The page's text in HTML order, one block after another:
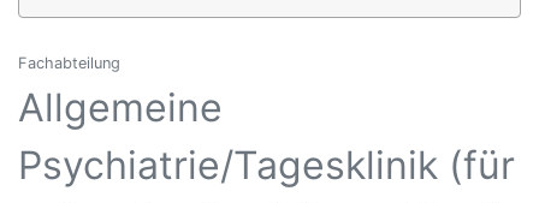
Fachabteilung
Allgemeine
Psychiatrie/Tagesklinik (für